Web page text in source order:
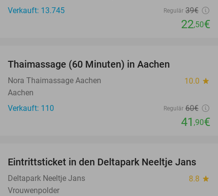
Verkauft: 13.745
Regulär 39€
22,50€
Thaimassage (60 Minuten) in Aachen
Nora Thaimassage Aachen 10.0 star
Aachen
Verkauft: 110
Regulär 60€
41 ,90€
20%
Eintrittsticket in den Deltapark Neeltje Jans
Deltapark Neeltje Jans 8.8 star
Vrouwenpolder